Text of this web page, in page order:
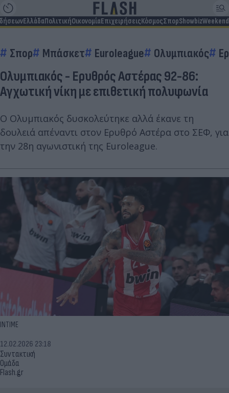
ΕλλάδαΠολιτικήΟικονομίαΕπιχειρήσειςΚόσμοςΣπορShowbizWeekend
Σπορ Μπάσκετ Euroleague Ολυμπιακός
Ολυμπιακός - Ερυθρός Αστέρας 92-86:
Αγχωτική νίκη με επιθετική πολυφωνία
Ο Ολυμπιακός δυσκολεύτηκε αλλά έκανε τη
δουλειά απέναντι στον Ερυθρό Αστέρα στο ΣΕΦ, για
την 28η αγωνιστική της Euroleague.
ΙΝΤΙΜΕ
Συντακτική
Ομάδα
Flash.gr
12.02.2026 23:18